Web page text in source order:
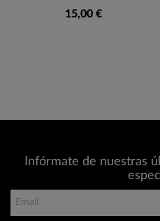
15,00 €
Infórmate de nuestras